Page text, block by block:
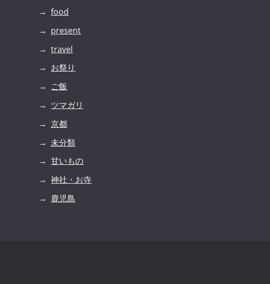
food
present
travel
お祭り
ご飯
ツマガリ
京都
未分類
甘いもの
神社・お寺
鹿児島